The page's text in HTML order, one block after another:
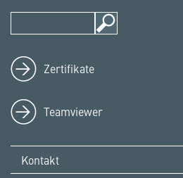
Zertifikate
Teamviewer
Kontakt